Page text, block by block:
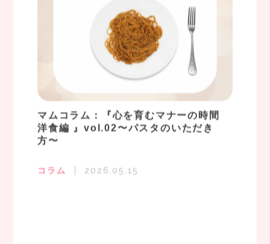
マムコラム：『心を育むマナーの時間
洋食編 』vol.02〜パスタのいただき
方〜
コラム 2026.05.15